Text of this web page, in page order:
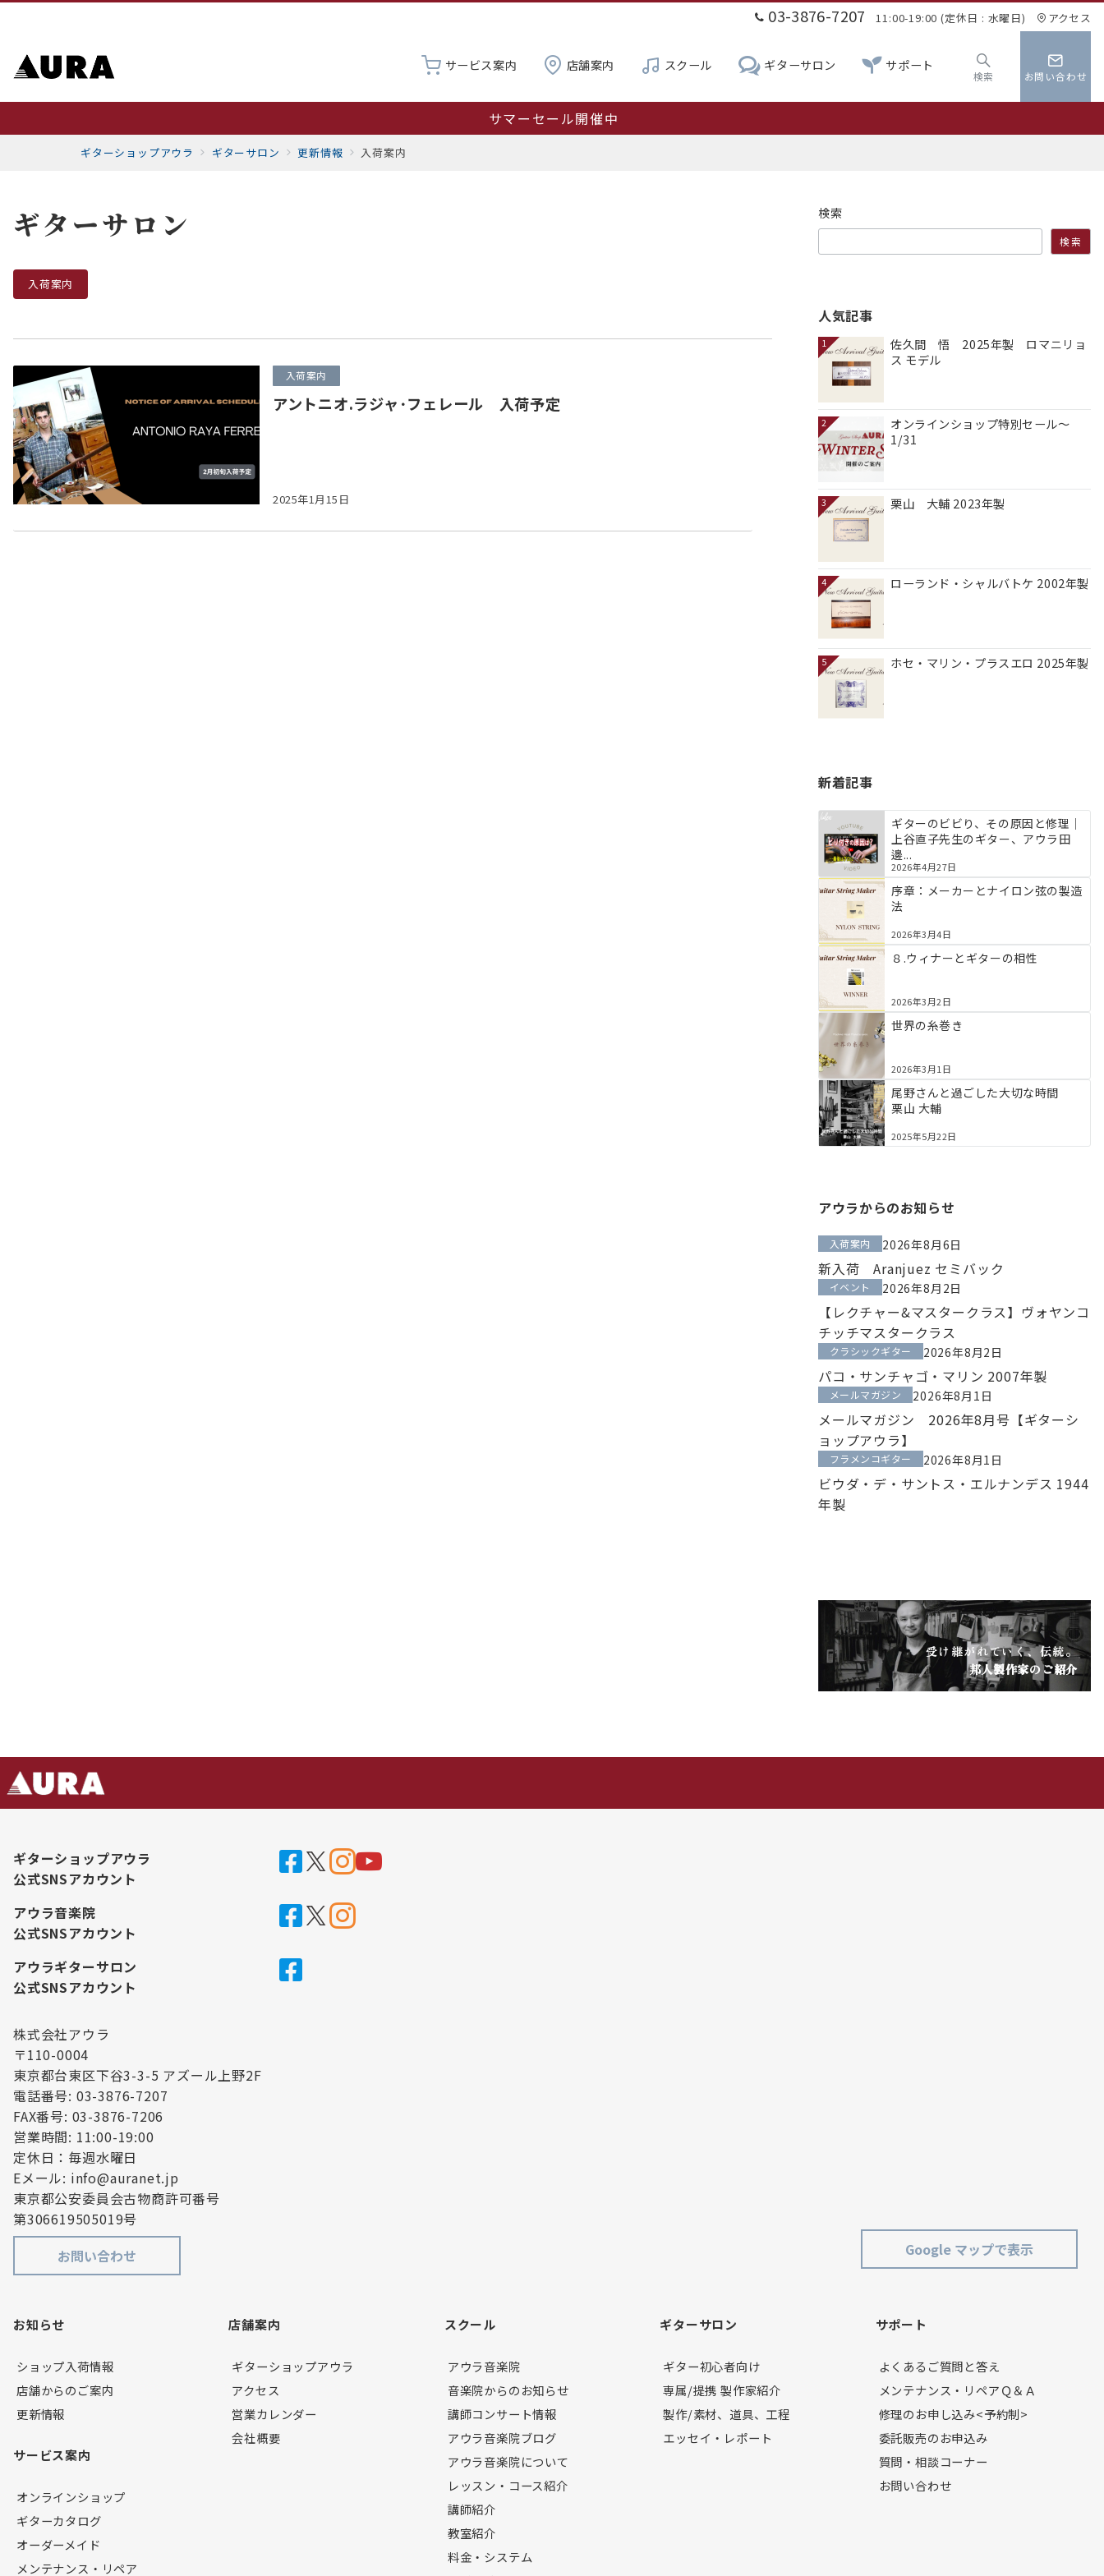
03-3876-7207 11:00-19:00 (定休日 : 水曜日) アクセス
サービス案内 店舗案内 スクール ギターサロン サポート
検索 お問い合わせ
サマーセール開催中
営業時間変更のお知らせ：8月8日（土）は11:00～16:00
ギターショップアウラ ギターサロン 更新情報 入荷案内
ギターサロン
入荷案内
入荷案内
アントニオ.ラジャ･フェレール 入荷予定
2025年1月15日
検索
検索
人気記事
1
佐久間 悟 2025年製 ロマニリョ
ス モデル
2
オンラインショップ特別セール～
1/31
3 栗山 大輔 2023年製
4 ローランド・シャルバトケ 2002年製
5 ホセ・マリン・プラスエロ 2025年製
新着記事
ギターのビビり、その原因と修理｜
上谷直子先生のギター、アウラ田
邊...
2026年4月27日
序章：メーカーとナイロン弦の製造
法
2026年3月4日
８.ウィナーとギターの相性
2026年3月2日
世界の糸巻き
2026年3月1日
尾野さんと過ごした大切な時間
栗山 大輔
2025年5月22日
アウラからのお知らせ
2026年8月6日
入荷案内
新入荷 Aranjuez セミバック
2026年8月2日
イベント
【レクチャー&マスタークラス】ヴォヤンコ
チッチマスタークラス
2026年8月2日
クラシックギター
パコ・サンチャゴ・マリン 2007年製
2026年8月1日
メールマガジン
メールマガジン 2026年8月号【ギターシ
ョップアウラ】
2026年8月1日
フラメンコギター
ビウダ・デ・サントス・エルナンデス 1944
年製
受け継がれていく、伝統。
邦人製作家のご紹介
ギターショップアウラ
公式SNSアカウント
アウラ音楽院
公式SNSアカウント
アウラギターサロン
公式SNSアカウント
株式会社アウラ
〒110-0004
東京都台東区下谷3-3-5 アズール上野2F
電話番号: 03-3876-7207
FAX番号: 03-3876-7206
営業時間: 11:00-19:00
定休日：毎週水曜日
Eメール: info@auranet.jp
東京都公安委員会古物商許可番号
第306619505019号
お問い合わせ
Google マップで表示
お知らせ
ショップ入荷情報
店舗からのご案内
更新情報
サービス案内
オンラインショップ
ギターカタログ
オーダーメイド
メンテナンス・リペア
店舗案内
ギターショップアウラ
アクセス
営業カレンダー
会社概要
スクール
アウラ音楽院
音楽院からのお知らせ
講師コンサート情報
アウラ音楽院ブログ
アウラ音楽院について
レッスン・コース紹介
講師紹介
教室紹介
料金・システム
ギターサロン
ギター初心者向け
専属/提携 製作家紹介
製作/素材、道具、工程
エッセイ・レポート
サポート
よくあるご質問と答え
メンテナンス・リペアＱ＆Ａ
修理のお申し込み<予約制>
委託販売のお申込み
質問・相談コーナー
お問い合わせ